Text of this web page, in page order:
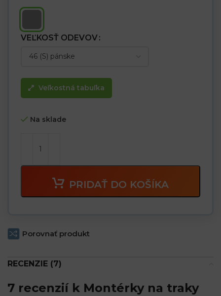
VEĽKOSŤ ODEVOV
Veľkostná tabuľka
Na sklade
PRIDAŤ DO KOŠÍKA
Porovnať produkt
RECENZIE (7)
7 recenzií k Montérky na traky